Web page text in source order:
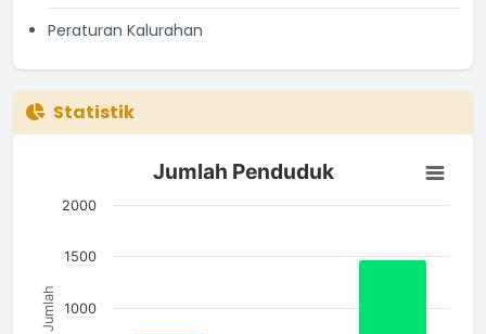
Peraturan Kalurahan
Statistik
Jumlah Penduduk
Bar chart with 3 bars.
The chart has 1 X axis displaying categories.
Jumlah
Jumlah Penduduk
1000
1500
2000